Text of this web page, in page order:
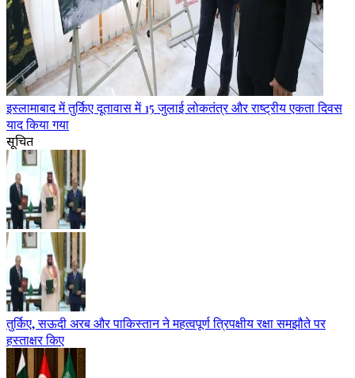
इस्लामाबाद में तुर्किए दूतावास में 15 जुलाई लोकतंत्र और राष्ट्रीय एकता दिवस
याद किया गया
सूचित
तुर्किए, सऊदी अरब और पाकिस्तान ने महत्वपूर्ण त्रिपक्षीय रक्षा समझौते पर
हस्ताक्षर किए